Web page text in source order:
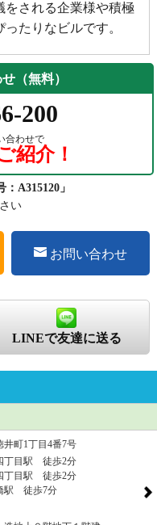
をされる企業様や積極
たりなビルです。
（無料）
200
合わせで
紹介！
：A315120」
い
お問い合わせ
LINEで友達に送る
井町1丁目4番7号
丁目駅 徒歩2分
丁目駅 徒歩2分
駅 徒歩7分